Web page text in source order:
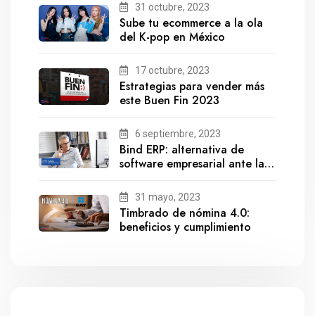
31 octubre, 2023
Sube tu ecommerce a la ola
del K-pop en México
17 octubre, 2023
Estrategias para vender más
este Buen Fin 2023
6 septiembre, 2023
Bind ERP: alternativa de
software empresarial ante la
31 mayo, 2023
Timbrado de nómina 4.0:
beneficios y cumplimiento